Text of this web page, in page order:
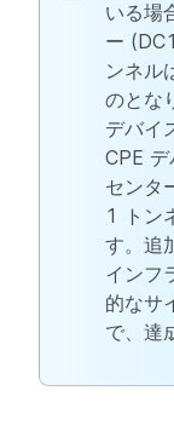
いる場
ー
ンネル
のとな
デバイ
CPE
センタ
1 トン
す。追
インフ
的なサ
で、達